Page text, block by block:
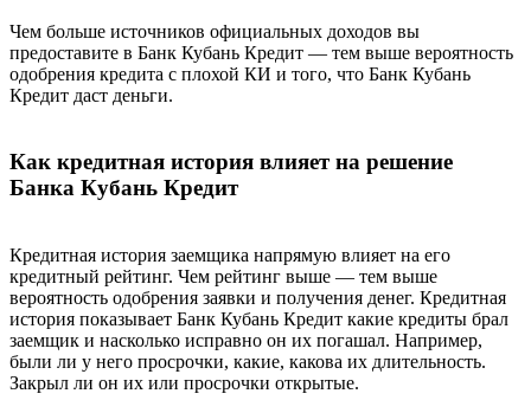
Чем больше источников официальных доходов вы
предоставите в Банк Кубань Кредит — тем выше вероятность
одобрения кредита с плохой КИ и того, что Банк Кубань
Кредит даст деньги.
Как кредитная история влияет на решение
Банка Кубань Кредит
Кредитная история заемщика напрямую влияет на его
кредитный рейтинг. Чем рейтинг выше — тем выше
вероятность одобрения заявки и получения денег. Кредитная
история показывает Банк Кубань Кредит какие кредиты брал
заемщик и насколько исправно он их погашал. Например,
были ли у него просрочки, какие, какова их длительность.
Закрыл ли он их или просрочки открытые.